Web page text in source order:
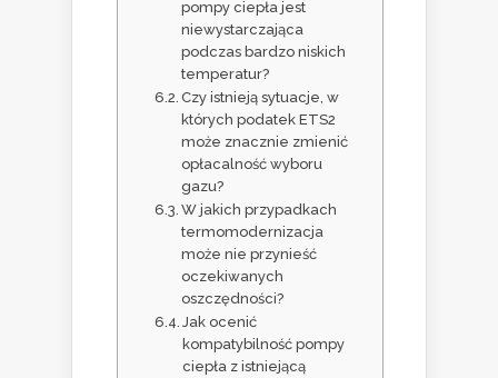
pompy ciepła jest
niewystarczająca
podczas bardzo niskich
temperatur?
Czy istnieją sytuacje, w
których podatek ETS2
może znacznie zmienić
opłacalność wyboru
gazu?
W jakich przypadkach
termomodernizacja
może nie przynieść
oczekiwanych
oszczędności?
Jak ocenić
kompatybilność pompy
ciepła z istniejącą